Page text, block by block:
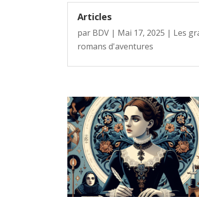
Articles
par BDV | Mai 17, 2025 | Les
romans d'aventures